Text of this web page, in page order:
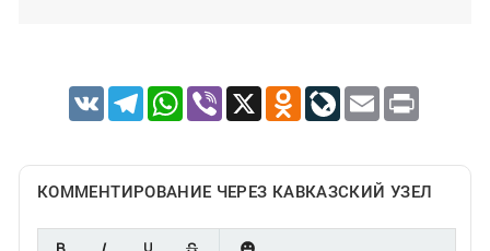
VK TelegramWhatsApp
Viber X Odnoklassniki
LiveJournal
Email Print
КОММЕНТИРОВАНИЕ ЧЕРЕЗ КАВКАЗСКИЙ УЗЕЛ